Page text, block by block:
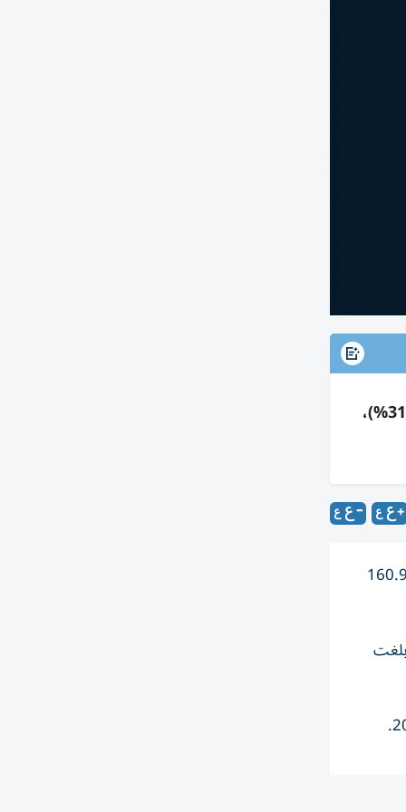
رأس الخيمة العقارية: صافي ربح النصف الأول 2026 بلغ 67.7 مليون درهم (-58%)، والإيرادات 533 مليون (-31.2%)،
نتائجها المالية للنصف الأول من العام 2026، حيث بلغ صافي الربح 67.7 مليون درهم مقارنة بـ160.9
مقارنة بـ774.8 مليون درهم في الفترة نفسها من 2025، وبلغت